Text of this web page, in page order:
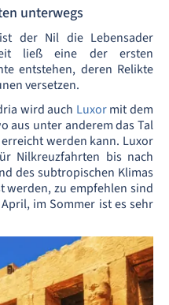
unterwegs
der Nil die Lebensader
ließ eine der ersten
entstehen, deren Relikte
versetzen.
wird auch Luxormit dem
aus unter anderem das Tal
werden kann. Luxor
Nilkreuzfahrten bis nach
des subtropischen Klimas
werden, zu empfehlen sind
im Sommer ist es sehr